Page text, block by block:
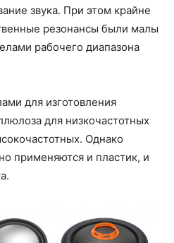
звука. При этом крайне
резонансы были малы
рабочего диапазона
для изготовления
для низкочастотных
Однако
применяются и пластик, и